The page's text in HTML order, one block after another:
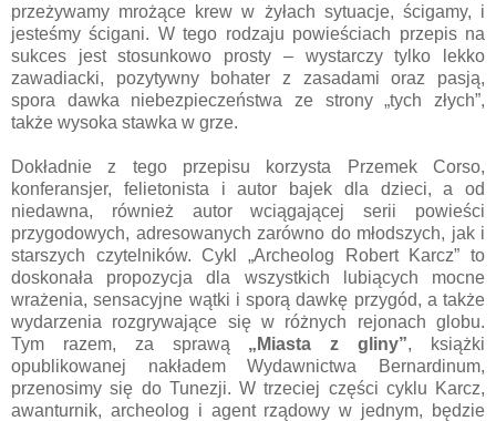
przeżywamy mrożące krew w żyłach sytuacje, ścigamy, i
jesteśmy ścigani. W tego rodzaju powieściach przepis na
sukces jest stosunkowo prosty – wystarczy tylko lekko
zawadiacki, pozytywny bohater z zasadami oraz pasją,
spora dawka niebezpieczeństwa ze strony „tych złych”,
także wysoka stawka w grze.
Dokładnie z tego przepisu korzysta Przemek Corso,
konferansjer, felietonista i autor bajek dla dzieci, a od
niedawna, również autor wciągającej serii powieści
przygodowych, adresowanych zarówno do młodszych, jak i
starszych czytelników. Cykl „Archeolog Robert Karcz” to
doskonała propozycja dla wszystkich lubiących mocne
wrażenia, sensacyjne wątki i sporą dawkę przygód, a także
wydarzenia rozgrywające się w różnych rejonach globu.
Tym razem, za sprawą „Miasta z gliny”, książki
opublikowanej nakładem Wydawnictwa Bernardinum,
przenosimy się do Tunezji. W trzeciej części cyklu Karcz,
awanturnik, archeolog i agent rządowy w jednym, będzie